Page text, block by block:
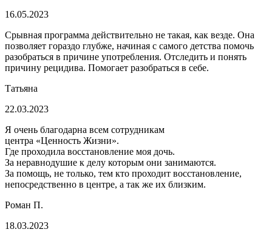
16.05.2023
Срывная программа действительно не такая, как везде. Она
позволяет гораздо глубже, начиная с самого детства помочь
разобраться в причине употребления. Отследить и понять
причину рецидива. Помогает разобраться в себе.
Татьяна
22.03.2023
Я очень благодарна всем сотрудникам
центра «Ценность Жизни».
Где проходила восстановление моя дочь.
За неравнодушие к делу которым они занимаются.
За помощь, не только, тем кто проходит восстановление,
непосредственно в центре, а так же их близким.
Роман П.
18.03.2023